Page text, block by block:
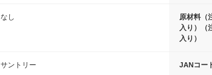
なし
原材料（
入り）（
入り）
サントリー JANコー